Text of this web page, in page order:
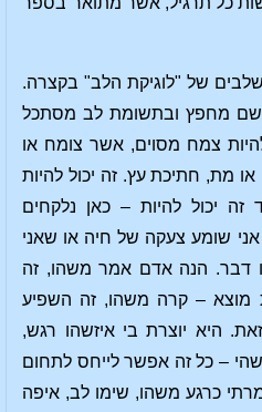
של "לוגיקת הלב" בקצרה.
מחפץ ובתשומת לב מסתכל
צמח מסוים, אשר צומח או
מת, חתיכת עץ. זה יכול להיות
יכול להיות – כאן נלקחים
שומע צעקה של חיה או שאני
דבר. הנה אדם אמר משהו, זה
מוצא – קרה משהו, זה השפיע
היא יוצרת בי איזשהו רגש,
– כל זה אפשר לייחס לתחום
כרגע משהו, שימו לב, איפה